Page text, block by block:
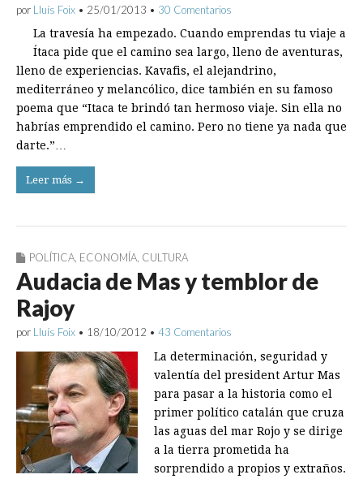
por Lluís Foix • 25/01/2013 • 30 Comentarios
La travesía ha empezado. Cuando emprendas tu viaje a
Ítaca pide que el camino sea largo, lleno de aventuras,
lleno de experiencias. Kavafis, el alejandrino,
mediterráneo y melancólico, dice también en su famoso
poema que “Itaca te brindó tan hermoso viaje. Sin ella no
habrías emprendido el camino. Pero no tiene ya nada que
darte.”…
Leer más →
POLÍTICA, ECONOMÍA, CULTURA
Audacia de Mas y temblor de
Rajoy
por Lluís Foix • 18/10/2012 • 43 Comentarios
La determinación, seguridad y
valentía del president Artur Mas
para pasar a la historia como el
primer político catalán que cruza
las aguas del mar Rojo y se dirige
a la tierra prometida ha
sorprendido a propios y extraños.